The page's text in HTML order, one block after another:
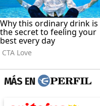
MÁS EN